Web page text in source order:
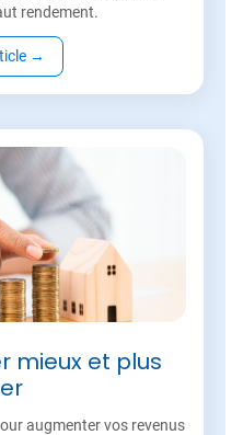
rendement.
→
mieux et plus
augmenter vos revenus